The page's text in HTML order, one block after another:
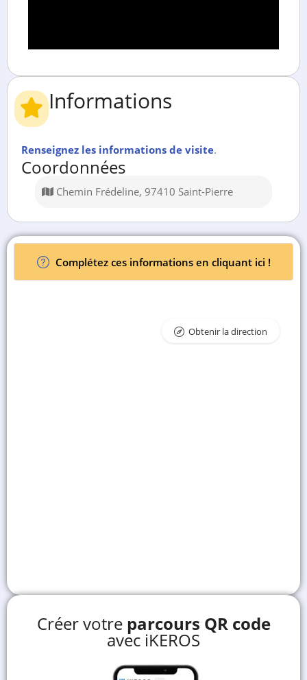
Informations
Renseignez les informations de visite.
Coordonnées
Chemin Frédeline, 97410 Saint-Pierre
Complétez ces informations en cliquant ici !
Obtenir la direction
Créer votre parcours QR code
avec iKEROS